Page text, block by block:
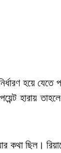
হয়ে যেতে
হারায় তাহলে
কথা ছিল।